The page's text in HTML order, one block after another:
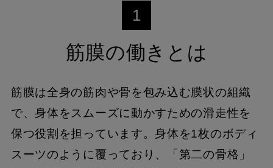
1
筋膜の働きとは
筋膜は全身の筋肉や骨を包み込む膜状の組織
で、身体をスムーズに動かすための滑走性を
保つ役割を担っています。身体を1枚のボディ
スーツのように覆っており、「第二の骨格」